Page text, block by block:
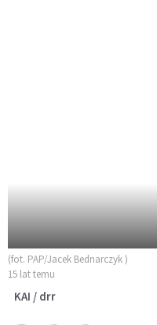
(fot. PAP/Jacek Bednarczyk )
15 lat temu
KAI / drr